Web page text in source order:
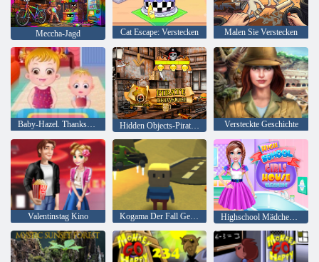
Meccha-Jagd Cat Escape: Verstecken Malen Sie Verstecken
Baby-Hazel. Thanksgiving-Spaß Hidden Objects-Piraten-Schatz Versteckte Geschichte
Valentinstag Kino Kogama Der Fall Geisterhaus Highschool Mädchen Hausreinigung